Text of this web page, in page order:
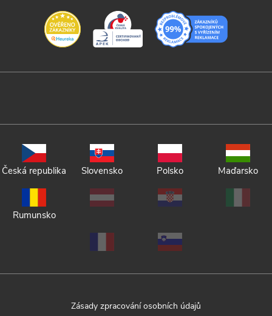
Česká republika Slovensko Polsko Maďarsko
Rumunsko
Zásady zpracování osobních údajů